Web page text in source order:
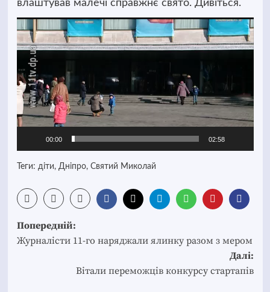
влаштував малечі справжнє свято. Дивіться.
Відеопрогравач
00:00 02:58
Теги: діти, Дніпро, Святий Миколай
Post
navigation
Попередній:
Журналісти 11-го наряджали ялинку разом з мером
Далі:
Вітали переможців конкурсу стартапів